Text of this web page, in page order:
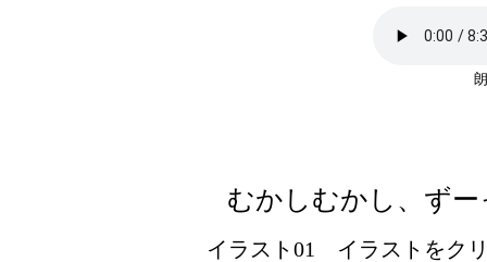
むかしむかし、ずー
イラスト01 イラストをク